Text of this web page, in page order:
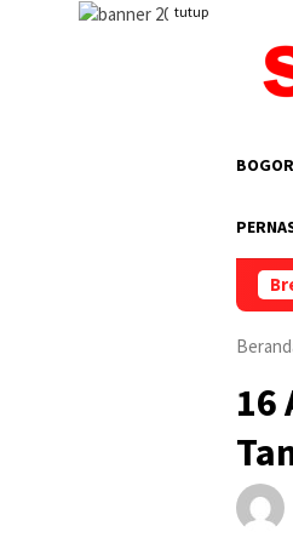
tutup
16